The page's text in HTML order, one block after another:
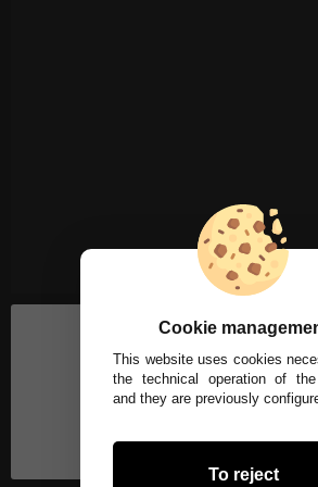
Cookie
This website uses cookies
the technical operation of
and they are previously
To reject